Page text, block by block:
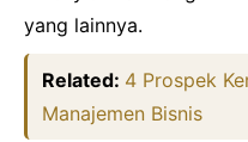
yang lainnya.
Related: 4 Prospek
Manajemen Bisnis